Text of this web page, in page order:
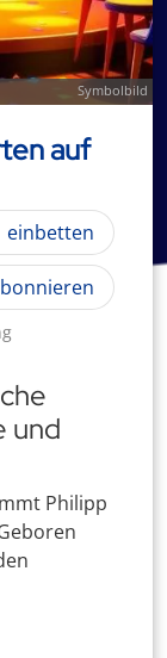
Symbolbild
auf
einbetten
und
Philipp